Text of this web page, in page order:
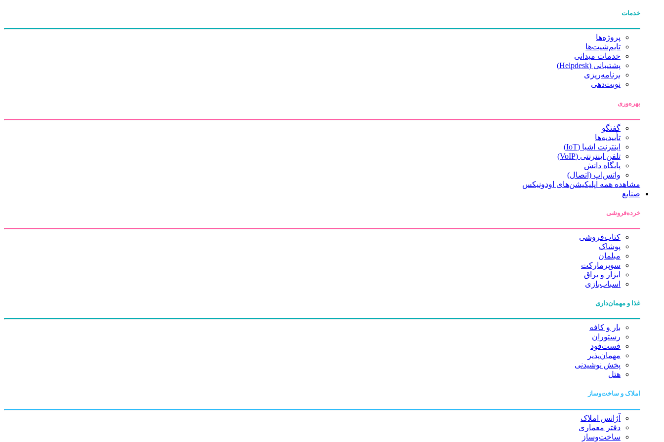
خدمات
پروژه‌ها
تایم‌شیت‌ها
خدمات میدانی
پشتیبانی (Helpdesk)
برنامه‌ریزی
نوبت‌دهی
بهره‌وری
گفتگو
تأییدیه‌ها
اینترنت اشیا (IoT)
تلفن اینترنتی (VoIP)
پایگاه دانش
واتس‌اپ (اتصال)
مشاهده همه اپلیکیشن‌های اودونیکس
صنایع
خرده‌فروشی
کتاب‌فروشی
پوشاک
مبلمان
سوپرمارکت
ابزار و یراق
اسباب‌بازی
غذا و مهمان‌داری
بار و کافه
رستوران
فست‌فود
مهمان‌پذیر
پخش نوشیدنی
هتل
املاک و ساخت‌وساز
آژانس املاک
دفتر معماری
ساخت‌وساز